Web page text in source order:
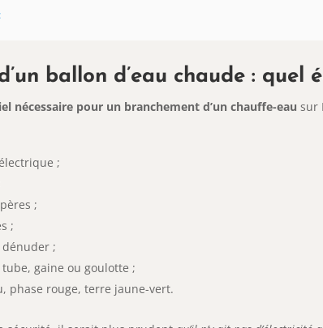
ballon d’eau chaude : quel
nécessaire pour un branchement d’un chauffe-eau sur
;
;
;
;
gaine ou goulotte ;
phase rouge, terre jaune-vert.